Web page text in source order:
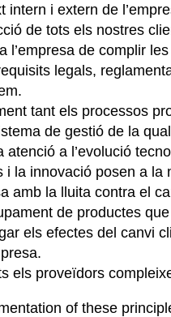
intern i extern de
de tots els nostres
l’empresa de complir
legals,
tant els processos
de gestió de la
atenció a l’evolució
i la innovació posen a la
amb la lluita contra el
de productes
els efectes del canvi
els proveïdors
of these